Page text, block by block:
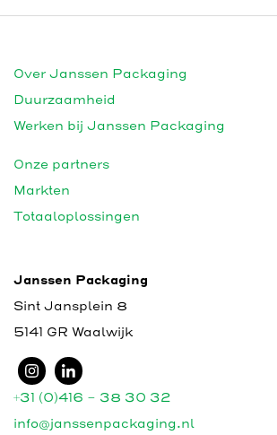
Over Janssen Packaging
Duurzaamheid
Werken bij Janssen Packaging
Onze partners
Markten
Totaaloplossingen
Janssen Packaging
Sint Jansplein 8
5141 GR Waalwijk
+31 (0)416 - 38 30 32
info@janssenpackaging.nl